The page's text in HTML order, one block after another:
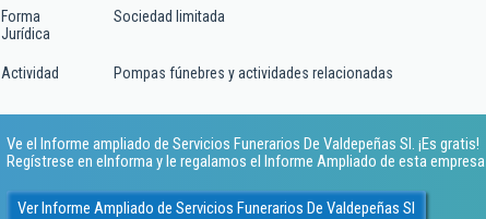
Forma
Jurídica
Sociedad limitada
Actividad Pompas fúnebres y actividades relacionadas
Ve el Informe ampliado de Servicios Funerarios De Valdepeñas Sl. ¡Es gratis!
Regístrese en eInforma y le regalamos el Informe Ampliado de esta empresa
Ver Informe Ampliado de Servicios Funerarios De Valdepeñas Sl